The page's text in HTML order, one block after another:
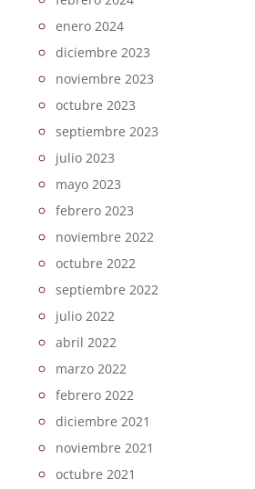
enero 2024
diciembre 2023
noviembre 2023
octubre 2023
septiembre 2023
julio 2023
mayo 2023
febrero 2023
noviembre 2022
octubre 2022
septiembre 2022
julio 2022
abril 2022
marzo 2022
febrero 2022
diciembre 2021
noviembre 2021
octubre 2021